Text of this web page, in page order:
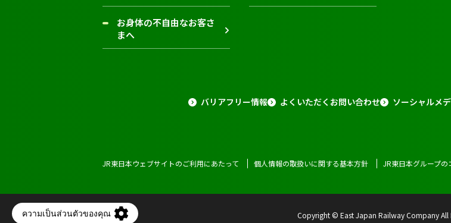
お身体の不自由なお客さ
まへ
バリアフリー情報 よくいただくお問い合わせ ソーシャルメ
JR東日本ウェブサイトのご利用にあたって 個人情報の取扱いに関する基本方針 JR東日本グループ
Copyright © East Japan Railway Company All